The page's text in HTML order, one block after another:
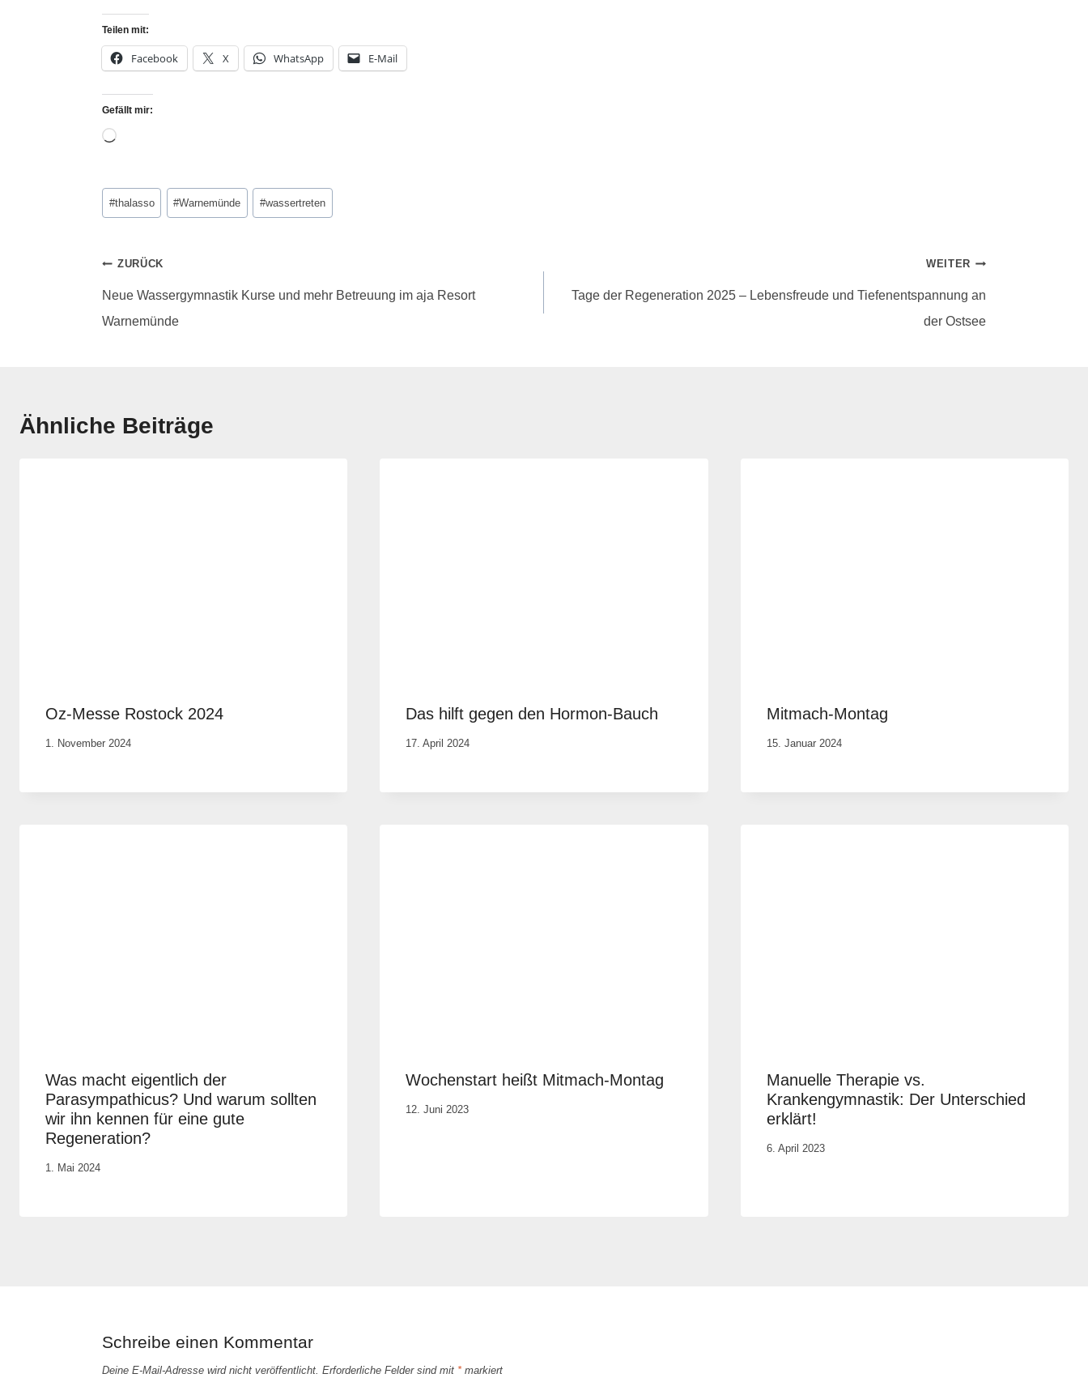
Teilen mit:
Facebook X WhatsApp E-Mail
Gefällt mir:
#thalasso #Warnemünde #wassertreten
ZURÜCK
Neue Wassergymnastik Kurse und mehr Betreuung im aja Resort
Warnemünde
WEITER
Tage der Regeneration 2025 – Lebensfreude und Tiefenentspannung an
der Ostsee
Ähnliche Beiträge
Oz-Messe Rostock 2024
Von
1. November 2024
Das hilft gegen den Hormon-Bauch
Von
17. April 2024
Mitmach-Montag
Von
15. Januar 2024
Was macht eigentlich der
Parasympathicus? Und warum sollten
wir ihn kennen für eine gute
Regeneration?
Von
1. Mai 2024
Wochenstart heißt Mitmach-Montag
Von
12. Juni 2023
Manuelle Therapie vs.
Krankengymnastik: Der Unterschied
erklärt!
Von
6. April 2023
Schreibe einen Kommentar
Deine E-Mail-Adresse wird nicht veröffentlicht. Erforderliche Felder sind mit *markiert